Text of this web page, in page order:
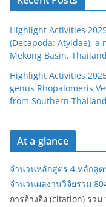
Highlight Activities
(Decapoda: Atyidae),
Mekong Basin, Thailand
Highlight Activities
genus Rhopalomeris
from Southern Thailand
At a glance
จำนวนหลักสูตร 4 หลักสูต
จำนวนผลงานวิจัยรวม
การอ้างอิง (citation) รวม